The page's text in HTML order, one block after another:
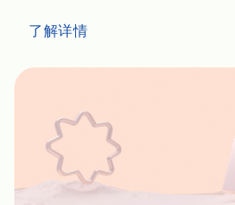
了解详情